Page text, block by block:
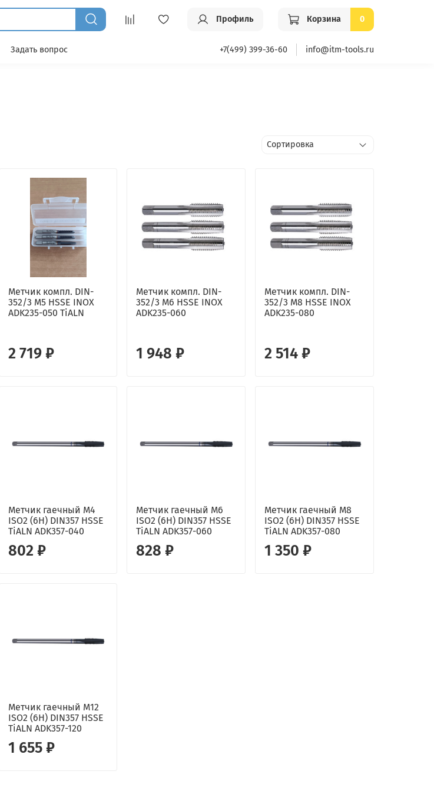
Профиль Корзина 0
Задать вопрос +7(499) 399-36-60 info@itm-tools.ru
Метчик компл. DIN-
352/3 М5 HSSE INOX
ADK235-050 TiALN
2 719 ₽
Метчик компл. DIN-
352/3 М6 HSSE INOX
ADK235-060
1 948 ₽
Метчик компл. DIN-
352/3 М8 HSSE INOX
ADK235-080
2 514 ₽
Метчик гаечный М4
ISO2 (6H) DIN357 HSSE
TiALN ADK357-040
802 ₽
Метчик гаечный М6
ISO2 (6H) DIN357 HSSE
TiALN ADK357-060
828 ₽
Метчик гаечный М8
ISO2 (6H) DIN357 HSSE
TiALN ADK357-080
1 350 ₽
Метчик гаечный М12
ISO2 (6H) DIN357 HSSE
TiALN ADK357-120
1 655 ₽